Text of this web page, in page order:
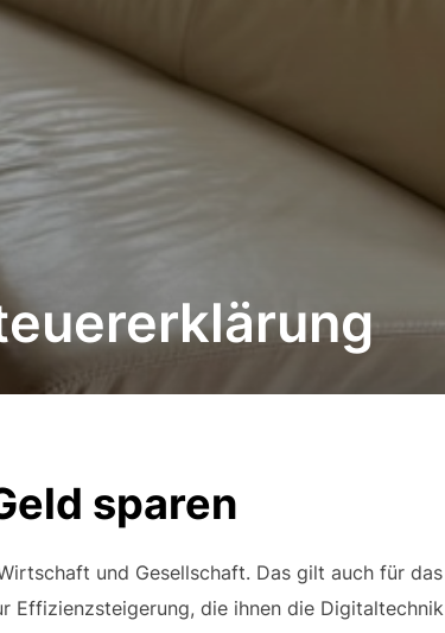
sparen
und Gesellschaft. Das gilt auch für das
Effizienzsteigerung, die ihnen die Digitaltechnik